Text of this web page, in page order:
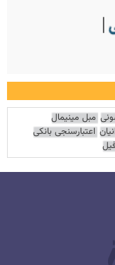
مبل مینیمال
اعتبارسنجی بانکی